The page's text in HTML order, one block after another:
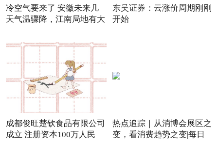
冷空气要来了 安徽未来几
天气温骤降，江南局地有大
东吴证券：云涨价周期刚刚
开始
成都俊旺楚钦食品有限公司
成立 注册资本100万人民
热点追踪｜从消博会展区之
变，看消费趋势之变|每日